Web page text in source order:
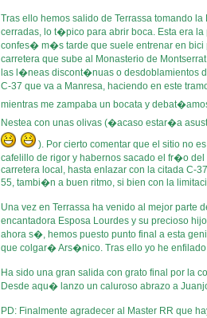
Tras ello hemos salido de Terrassa tomando
cerradas, lo t�pico para abrir boca. Esta era
confes� m�s tarde que suele entrenar en bici
carretera que sube al Monasterio de
las l�neas discont�nuas o desdoblamientos
C-37 que va a Manresa, haciendo en este
mientras me zampaba un bocata y
Nestea con unas olivas (�acaso estar�a
). Por cierto comentar que el sitio no
cafelillo de rigor y habernos sacado el fr�o
carretera local, hasta enlazar con la citada C-
55, tambi�n a buen ritmo, si bien con la
Una vez en Terrassa ha venido al mejor parte
encantadora Esposa Lourdes y su precioso
ahora s�, hemos puesto punto final a esta
que colgar� Ars�nico. Tras ello yo he
Ha sido una gran salida con grato final por la
Desde aqu� lanzo un caluroso abrazo a
PD: Finalmente agradecer al Master RR que